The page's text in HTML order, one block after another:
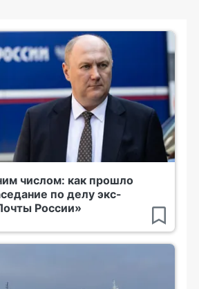
числом: как прошло
по делу экс-
России»